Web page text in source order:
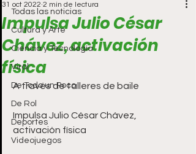
Todas las noticias
Cultura y Arte
Ciencia y Tecnología
Viral
De Todo un Poco
De Rol
Deportes
Videojuegos
Impulsa Julio César
Chávez, activación
física
31 oct 2022 2 min de lectura
A través de talleres de baile
Impulsa Julio César Chávez,
activación física